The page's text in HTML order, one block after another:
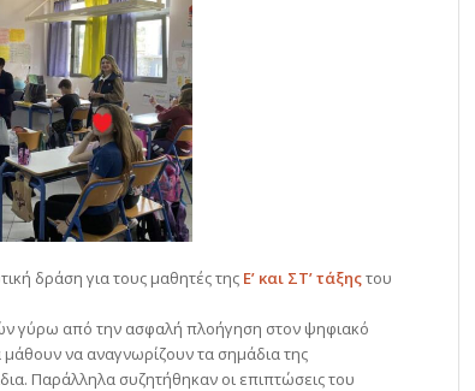
δράση για τους μαθητές της Ε’ και ΣΤ’ τάξηςτου
γύρω από την ασφαλή πλοήγηση στον ψηφιακό
να αναγνωρίζουν τα σημάδια της
Παράλληλα συζητήθηκαν οι επιπτώσεις του